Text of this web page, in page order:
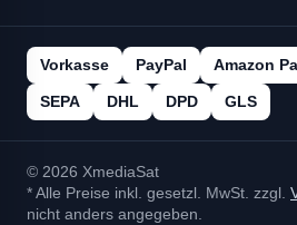
Vorkasse PayPal Amazon
SEPA DHL DPD GLS
© 2026 XmediaSat
* Alle Preise inkl. gesetzl. MwSt. zzgl.
nicht anders angegeben.